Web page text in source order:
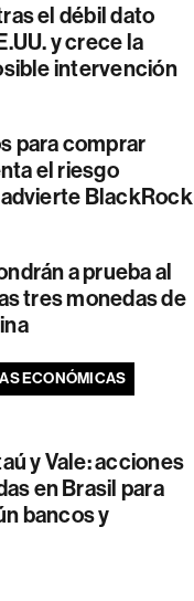
el débil dato
y crece la
intervención
para comprar
el riesgo
BlackRock
a prueba al
tres monedas de
ECONÓMICAS
y Vale: acciones
en Brasil para
bancos y